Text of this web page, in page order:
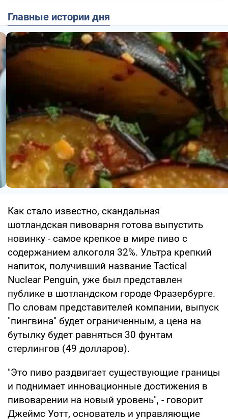
Главные истории дня
Как стало известно, скандальная
шотландская пивоварня готова выпустить
новинку - самое крепкое в мире пиво с
содержанием алкоголя 32%. Ультра крепкий
напиток, получивший название Tactical
Nuclear Penguin, уже был представлен
публике в шотландском городе Фразербурге.
По словам представителей компании, выпуск
"пингвина" будет ограниченным, а цена на
бутылку будет равняться 30 фунтам
стерлингов (49 долларов).
"Это пиво раздвигает существующие границы
и поднимает инновационные достижения в
пивоварении на новый уровень", - говорит
Джеймс Уотт, основатель и управляющие